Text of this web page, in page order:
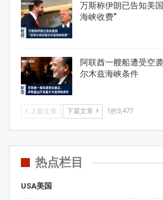
万斯称伊朗已告知美
海峡收费”
阿联酋一艘船遭受空
尔木兹海峡条件
上篇文章 下篇文章 1的3,477
热点栏目
USA美国